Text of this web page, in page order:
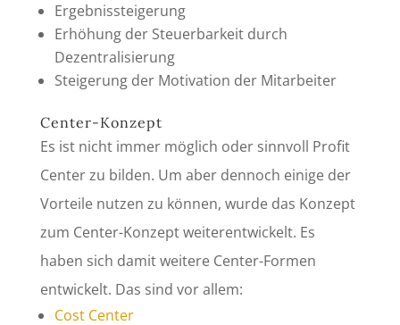
Ergebnissteigerung
Erhöhung der Steuerbarkeit durch
Dezentralisierung
Steigerung der Motivation der Mitarbeiter
Center-Konzept
Es ist nicht immer möglich oder sinnvoll Profit
Center zu bilden. Um aber dennoch einige der
Vorteile nutzen zu können, wurde das Konzept
zum Center-Konzept weiterentwickelt. Es
haben sich damit weitere Center-Formen
entwickelt. Das sind vor allem:
Cost Center